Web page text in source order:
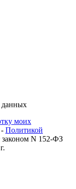
данных
моих
Политикой
законом N 152-ФЗ